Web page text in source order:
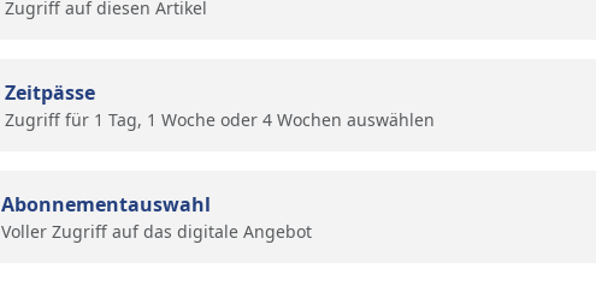
Zugriff auf diesen Artikel
Zeitpässe
Zugriff für 1 Tag, 1 Woche oder 4 Wochen auswählen
Abonnementauswahl
Voller Zugriff auf das digitale Angebot